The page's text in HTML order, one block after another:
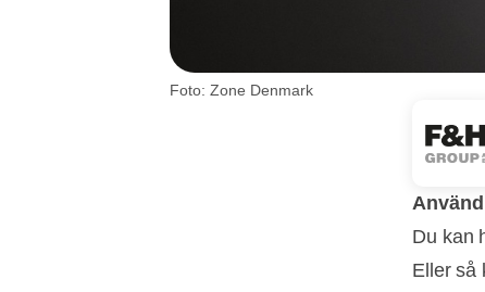
Foto: Zone Denmark
Du kan
Eller så